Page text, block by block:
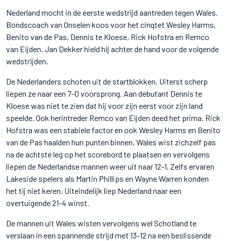
Nederland mocht in de eerste wedstrijd aantreden tegen Wales.
Bondscoach van Onselen koos voor het cinqtet Wesley Harms,
Benito van de Pas, Dennis te Kloese, Rick Hofstra en Remco
van Eijden. Jan Dekker hield hij achter de hand voor de volgende
wedstrijden.
De Nederlanders schoten uit de startblokken. Uiterst scherp
liepen ze naar een 7-0 voorsprong. Aan debutant Dennis te
Kloese was niet te zien dat hij voor zijn eerst voor zijn land
speelde. Ook herintreder Remco van Eijden deed het prima. Rick
Hofstra was een stabiele factor en ook Wesley Harms en Benito
van de Pas haalden hun punten binnen. Wales wist zichzelf pas
na de achtste leg op het scorebord te plaatsen en vervolgens
liepen de Nederlandse mannen weer uit naar 12-1. Zelfs ervaren
Lakeside spelers als Martin Phillips en Wayne Warren konden
het tij niet keren. Uiteindelijk liep Nederland naar een
overtuigende 21-4 winst.
De mannen uit Wales wisten vervolgens wel Schotland te
verslaan in een spannende strijd met 13-12 na een beslissende